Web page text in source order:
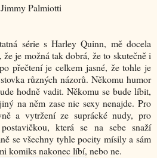
Palmiotti
série s Harley Quinn, mě docela
je možná tak dobrá, že to skutečně i
přečtení je celkem jasné, že tohle je
různých názorů. Někomu humor
hodně vadit. Někomu se bude líbit,
na něm zase nic sexy nenajde. Pro
a vytržení ze suprácké nudy, pro
která se na sebe snaží
se všechny tyhle pocity mísily a sám
komiks nakonec líbí, nebo ne.